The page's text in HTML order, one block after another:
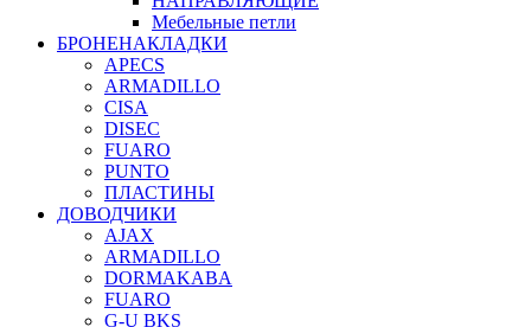
Мебельные петли
БРОНЕНАКЛАДКИ
APECS
ARMADILLO
CISA
DISEC
FUARO
PUNTO
ПЛАСТИНЫ
ДОВОДЧИКИ
AJAX
ARMADILLO
DORMAKABA
FUARO
G-U BKS